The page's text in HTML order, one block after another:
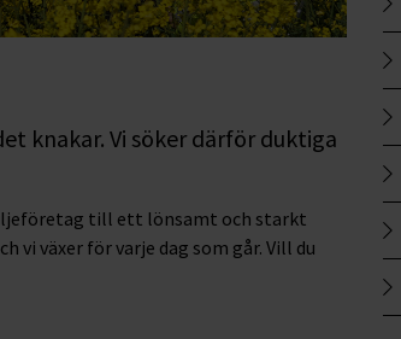
knakar. Vi söker därför duktiga
till ett lönsamt och starkt
vi växer för varje dag som går. Vill du